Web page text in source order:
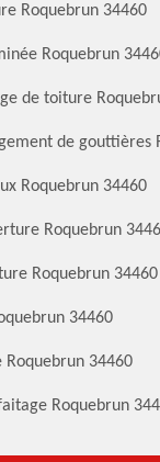
Roquebrun 34460
Roquebrun
de toiture
de gouttières
Roquebrun 34460
Roquebrun
Roquebrun 34460
34460
34460
Roquebrun